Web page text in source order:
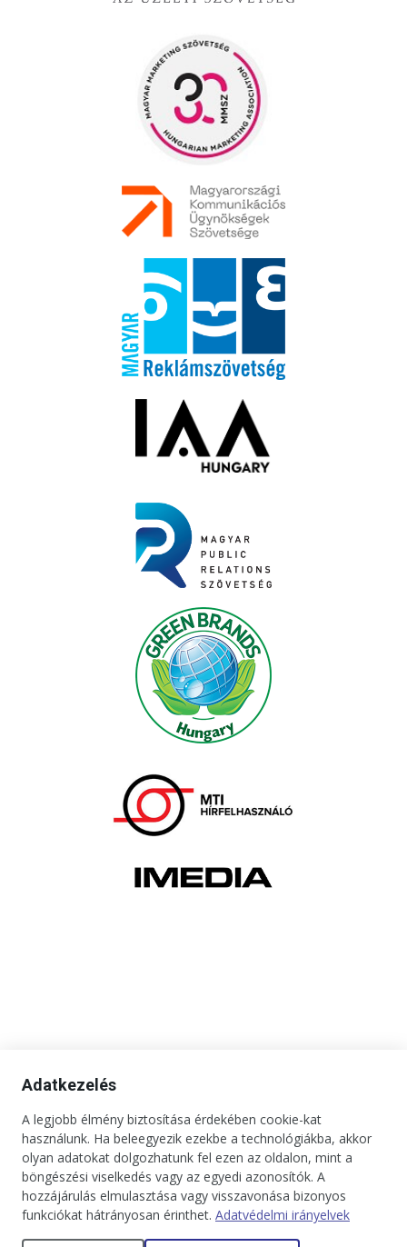
Adatkezelés
A legjobb élmény biztosítása érdekében cookie-kat
használunk. Ha beleegyezik ezekbe a technológiákba, akkor
olyan adatokat dolgozhatunk fel ezen az oldalon, mint a
böngészési viselkedés vagy az egyedi azonosítók. A
hozzájárulás elmulasztása vagy visszavonása bizonyos
funkciókat hátrányosan érinthet. Adatvédelmi irányelvek